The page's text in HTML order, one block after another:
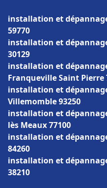
installation et
59770
installation et
30129
installation et
Franqueville Saint Pierre
installation et
Villemomble 93250
installation et
lès Meaux 77100
installation et
84260
installation et
38210